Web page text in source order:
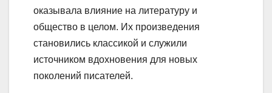
оказывала влияние на литературу и
общество в целом. Их произведения
становились классикой и служили
источником вдохновения для новых
поколений писателей.